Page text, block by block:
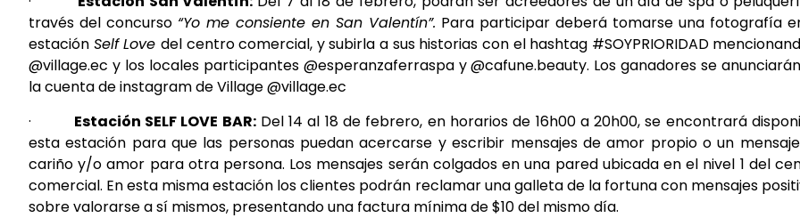
través del concurso “Yo me consiente en San Valentín”. Para participar deberá tomarse una fotografía
estación Self Love del centro comercial, y subirla a sus historias con el hashtag #SOYPRIORIDAD
@village.ec y los locales participantes @esperanzaferraspa y @cafune.beauty. Los ganadores se
la cuenta de instagram de Village @village.ec
· Estación SELF LOVE BAR:Del 14 al 18 de febrero, en horarios de 16h00 a 20h00, se encontrará
esta estación para que las personas puedan acercarse y escribir mensajes de amor propio o un
cariño y/o amor para otra persona. Los mensajes serán colgados en una pared ubicada en el nivel 1 del
comercial. En esta misma estación los clientes podrán reclamar una galleta de la fortuna con mensajes
sobre valorarse a sí mismos, presentando una factura mínima de $10 del mismo día.